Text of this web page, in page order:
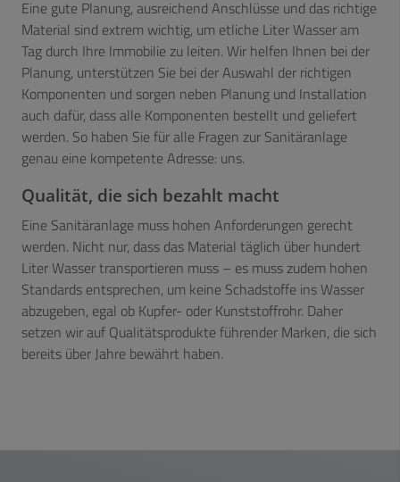
Eine gute Planung, ausreichend Anschlüsse und das richtige
Material sind extrem wichtig, um etliche Liter Wasser am
Tag durch Ihre Immobilie zu leiten. Wir helfen Ihnen bei der
Planung, unterstützen Sie bei der Auswahl der richtigen
Komponenten und sorgen neben Planung und Installation
auch dafür, dass alle Komponenten bestellt und geliefert
werden. So haben Sie für alle Fragen zur Sanitäranlage
genau eine kompetente Adresse: uns.
Qualität, die sich bezahlt macht
Eine Sanitäranlage muss hohen Anforderungen gerecht
werden. Nicht nur, dass das Material täglich über hundert
Liter Wasser transportieren muss – es muss zudem hohen
Standards entsprechen, um keine Schadstoffe ins Wasser
abzugeben, egal ob Kupfer- oder Kunststoffrohr. Daher
setzen wir auf Qualitätsprodukte führender Marken, die sich
bereits über Jahre bewährt haben.